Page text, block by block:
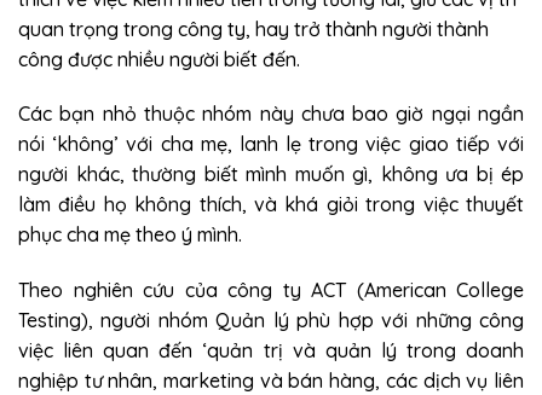
quan trọng trong công ty, hay trở thành người thành
công được nhiều người biết đến.
Các bạn nhỏ thuộc nhóm này chưa bao giờ ngại ngần
nói ‘không’ với cha mẹ, lanh lẹ trong việc giao tiếp với
người khác, thường biết mình muốn gì, không ưa bị ép
làm điều họ không thích, và khá giỏi trong việc thuyết
phục cha mẹ theo ý mình.
Theo nghiên cứu của công ty ACT (American College
Testing), người nhóm Quản lý phù hợp với những công
việc liên quan đến ‘quản trị và quản lý trong doanh
nghiệp tư nhân, marketing và bán hàng, các dịch vụ liên